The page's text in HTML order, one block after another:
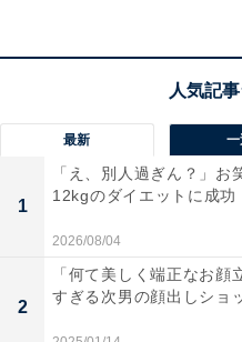
最新 一
1
「え、別人過ぎん？」お
12kgのダイエットに成功
2026/08/04
2
「何て美しく端正なお顔
すぎる次男の顔出しショ